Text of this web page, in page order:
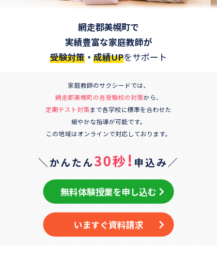
網走郡美幌町で
実績豊富な家庭教師が
受験対策 ・ 成績UPをサポート
家庭教師のサクシードでは、
網走郡美幌町の各受験校の対策から、
定期テスト対策まで各学校に標準を合わせた
細やかな指導が可能です。
この地域はオンラインで対応しております。
＼かんたん30秒! 申込み／
無料体験授業を申し込む
いますぐ資料請求